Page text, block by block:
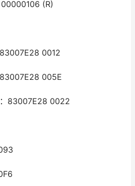
(R)
0012
005E
83007E28 0022